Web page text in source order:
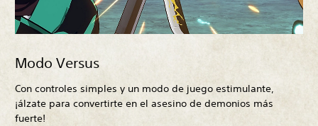
Modo Versus
Con controles simples y un modo de juego estimulante,
¡álzate para convertirte en el asesino de demonios más
fuerte!